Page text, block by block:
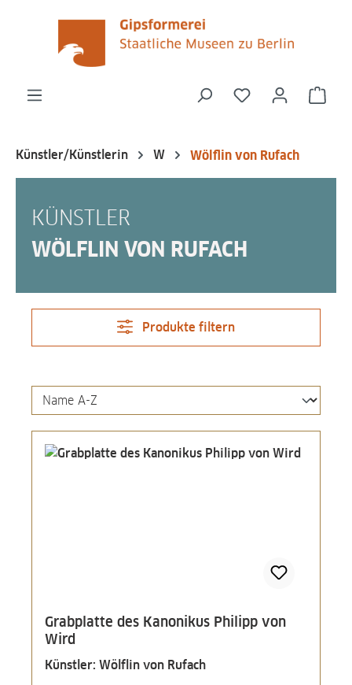
springen
Du hast 0
Künstler/Künstlerin W Wölflin von Rufach
KÜNSTLER
WÖLFLIN VON RUFACH
Produkte filtern
Grabplatte des Kanonikus Philipp von
Wird
Künstler: Wölflin von Rufach